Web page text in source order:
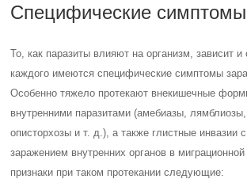
Специфические симптомы
То, как паразиты влияют на организм, зависит
каждого имеются специфические симптомы
Особенно тяжело протекают внекишечные
внутренними паразитами (амебиазы, лямблиозы,
описторхозы и т. д.), а также глистные инвазии
заражением внутренних органов в
признаки при таком протекании следующие: